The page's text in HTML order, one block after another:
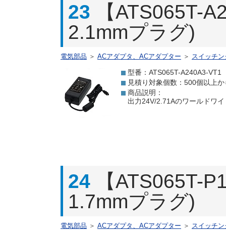
23
【ATS065T-
2.1mmプラグ)
電気部品 ＞ ACアダプタ、ACアダプター ＞ スイッチ
型番：ATS065T-A240A3-VT1
見積り対象個数：500個以上か
商品説明：
出力24V/2.71Aのワールドワ
24
【ATS065T-
1.7mmプラグ)
電気部品 ＞ ACアダプタ、ACアダプター ＞ スイッチ